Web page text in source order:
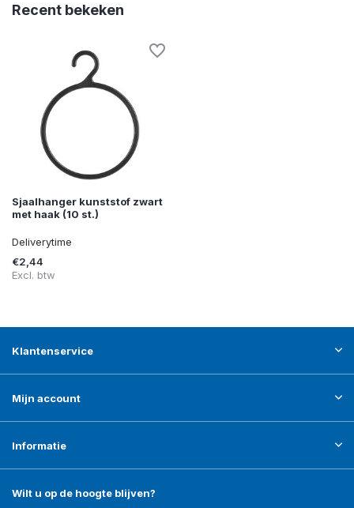
Recent bekeken
Sjaalhanger kunststof zwart
met haak (10 st.)
Deliverytime
€2,44
Excl. btw
Klantenservice
Mijn account
Informatie
Wilt u op de hoogte blijven?